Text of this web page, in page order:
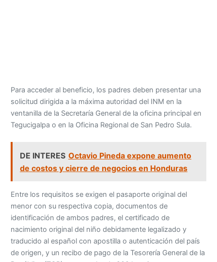
Para acceder al beneficio, los padres deben presentar una
solicitud dirigida a la máxima autoridad del INM en la
ventanilla de la Secretaría General de la oficina principal en
Tegucigalpa o en la Oficina Regional de San Pedro Sula.
DE INTERES Octavio Pineda expone aumento
de costos y cierre de negocios en Honduras
Entre los requisitos se exigen el pasaporte original del
menor con su respectiva copia, documentos de
identificación de ambos padres, el certificado de
nacimiento original del niño debidamente legalizado y
traducido al español con apostilla o autenticación del país
de origen, y un recibo de pago de la Tesorería General de la